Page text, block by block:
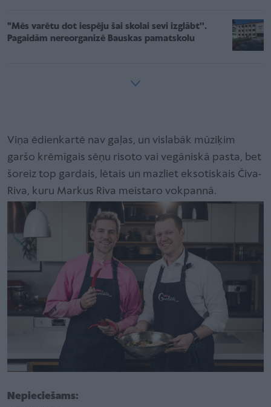
"Mēs varētu dot iespēju šai skolai sevi izglābt''.
Pagaidām nereorganizē Bauskas pamatskolu
Viņa ēdienkartē nav gaļas, un vislabāk mūziķim
garšo krēmīgais sēņu risoto vai vegāniskā pasta, bet
šoreiz top gardais, lētais un mazliet eksotiskais Čiva-
Riva, kuru Markus Riva meistaro vokpannā.
Nepieciešams: